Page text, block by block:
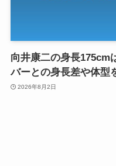
向井康二の身長175cm
バーとの身長差や体型
2026年8月2日